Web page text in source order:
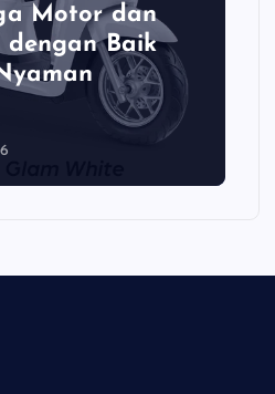
Motor dan
dengan Baik